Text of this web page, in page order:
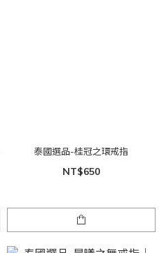
泰國選品-桂冠之環戒指
NT$650